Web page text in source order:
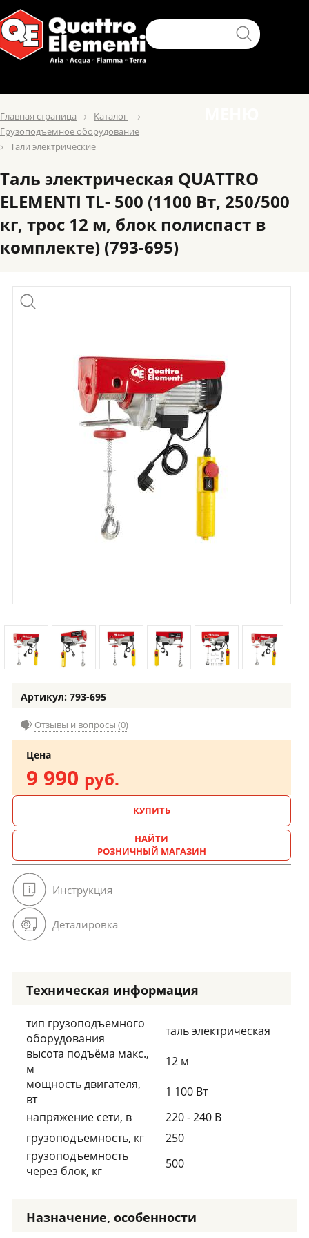
Главная страница
Каталог
Грузоподъемное оборудование
Тали электрические
Таль электрическая QUATTRO
ELEMENTI TL- 500 (1100 Вт, 250/500
кг, трос 12 м, блок полиспаст в
комплекте) (793-695)
Артикул: 793-695
Отзывы и вопросы (0)
Цена
9 990 руб.
КУПИТЬ
НАЙТИ
РОЗНИЧНЫЙ МАГАЗИН
Инструкция
Деталировка
Техническая информация
тип грузоподъемного
оборудования
таль электрическая
высота подъёма макс.,
м
12 м
мощность двигателя,
вт
1 100 Вт
напряжение сети, в
220 - 240 В
грузоподъемность, кг
250
грузоподъемность
через блок, кг
500
Назначение, особенности